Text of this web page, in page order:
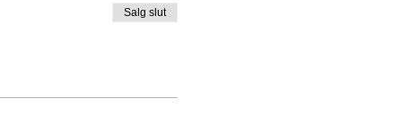
Salg slut